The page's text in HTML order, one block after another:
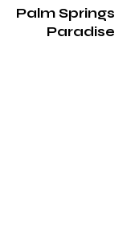
Palm Springs
Paradise